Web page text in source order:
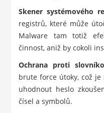
Skener systémového
registrů, které může
Malware tam totiž
činnost, aniž by cokoli
Ochrana proti
brute force útoky, což
uhodnout heslo
čísel a symbolů.